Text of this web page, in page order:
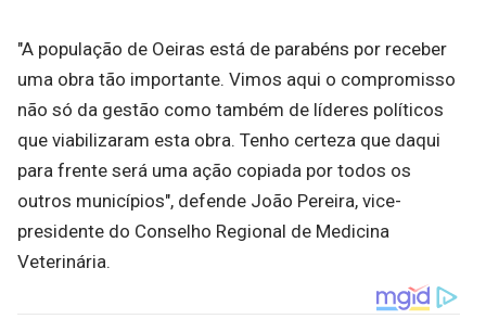
"A população de Oeiras está de parabéns por receber
uma obra tão importante. Vimos aqui o compromisso
não só da gestão como também de líderes políticos
que viabilizaram esta obra. Tenho certeza que daqui
para frente será uma ação copiada por todos os
outros municípios", defende João Pereira, vice-
presidente do Conselho Regional de Medicina
Veterinária.